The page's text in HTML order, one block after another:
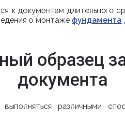
к документам длительного
о монтаже фундамента
образец
документа
различными